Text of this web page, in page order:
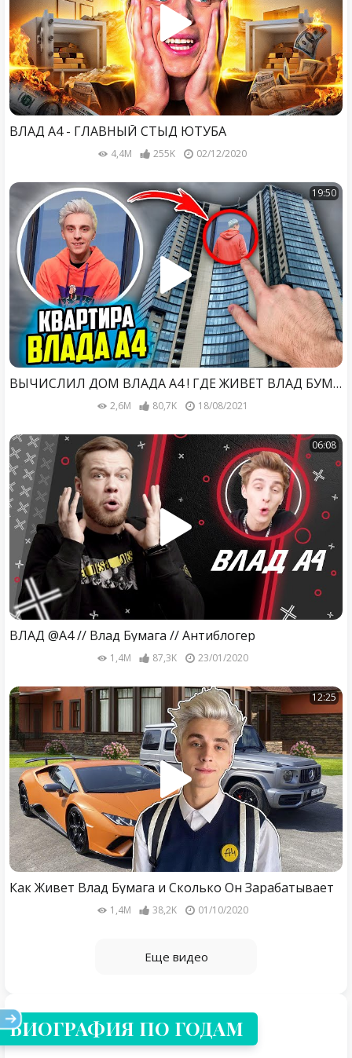
ВЛАД А4 - ГЛАВНЫЙ СТЫД ЮТУБА
4,4M 255K 02/12/2020
19:50
ВЫЧИСЛИЛ ДОМ ВЛАДА А4 ! ГДЕ ЖИВЁТ ВЛАД БУМАГА ?
2,6M 80,7K 18/08/2021
06:08
ВЛАД @A4 // Влад Бумага // Антиблогер
1,4M 87,3K 23/01/2020
12:25
Как Живет Влад Бумага и Сколько Он Зарабатывает
1,4M 38,2K 01/10/2020
Еще видео
БИОГРАФИЯ ПО ГОДАМ